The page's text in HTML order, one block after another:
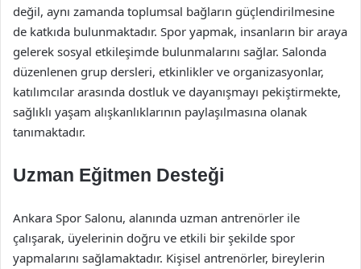
değil, aynı zamanda toplumsal bağların güçlendirilmesine
de katkıda bulunmaktadır. Spor yapmak, insanların bir araya
gelerek sosyal etkileşimde bulunmalarını sağlar. Salonda
düzenlenen grup dersleri, etkinlikler ve organizasyonlar,
katılımcılar arasında dostluk ve dayanışmayı pekiştirmekte,
sağlıklı yaşam alışkanlıklarının paylaşılmasına olanak
tanımaktadır.
Uzman Eğitmen Desteği
Ankara Spor Salonu, alanında uzman antrenörler ile
çalışarak, üyelerinin doğru ve etkili bir şekilde spor
yapmalarını sağlamaktadır. Kişisel antrenörler, bireylerin